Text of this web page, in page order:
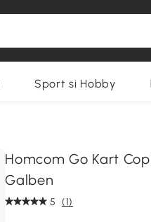
Sport si Hobby
Homcom Go Kart
Galben
5 (1)